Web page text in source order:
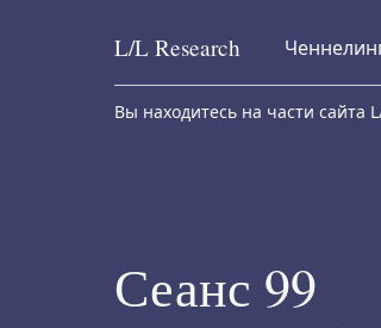
Skip to content
L/L Research
Вы находитесь на части сайта
Сеанс 99